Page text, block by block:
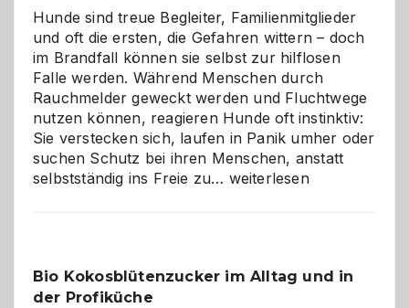
Hunde sind treue Begleiter, Familienmitglieder
und oft die ersten, die Gefahren wittern – doch
im Brandfall können sie selbst zur hilflosen
Falle werden. Während Menschen durch
Rauchmelder geweckt werden und Fluchtwege
nutzen können, reagieren Hunde oft instinktiv:
Sie verstecken sich, laufen in Panik umher oder
suchen Schutz bei ihren Menschen, anstatt
selbstständig ins Freie zu… Wenn
Gefahr
weiterlesen
Bio Kokosblütenzucker im Alltag und in
der Profiküche